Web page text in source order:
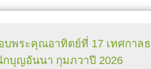
พระคุณอาทิตย์ที่ 17 เทศกาลธ
กบุญอันนา กุมภวาปี 2026